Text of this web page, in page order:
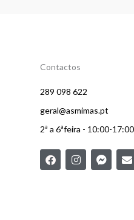
Contactos
289 098 622
geral@asmimas.pt
2ª a 6ªfeira - 10:00-17:00
F
a
I
n
F
a
E
n